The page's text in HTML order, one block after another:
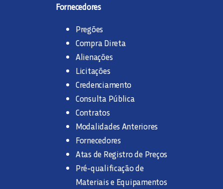
Fornecedores
Pregões
Compra Direta
Alienações
Licitações
Credenciamento
Consulta Pública
Contratos
Modalidades Anteriores
Fornecedores
Atas de Registro de Preços
Pré-qualificação de
Materiais e Equipamentos